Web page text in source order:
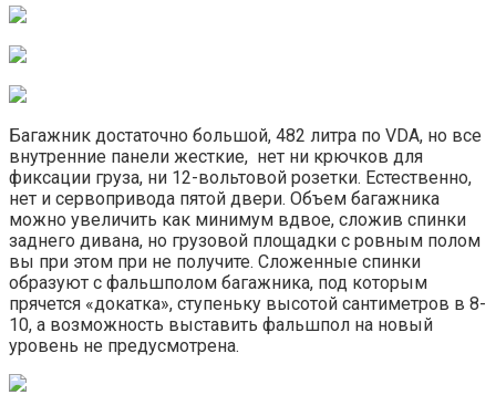
Багажник достаточно большой, 482 литра по VDA, но все
внутренние панели жесткие, нет ни крючков для
фиксации груза, ни 12-вольтовой розетки. Естественно,
нет и сервопривода пятой двери. Объем багажника
можно увеличить как минимум вдвое, сложив спинки
заднего дивана, но грузовой площадки с ровным полом
вы при этом при не получите. Сложенные спинки
образуют с фальшполом багажника, под которым
прячется «докатка», ступеньку высотой сантиметров в 8-
10, а возможность выставить фальшпол на новый
уровень не предусмотрена.